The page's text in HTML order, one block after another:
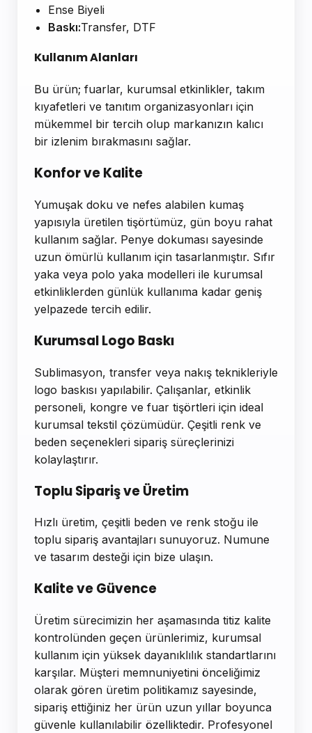
Ense Biyeli
Baskı:Transfer, DTF
Kullanım Alanları
Bu ürün; fuarlar, kurumsal etkinlikler, takım
kıyafetleri ve tanıtım organizasyonları için
mükemmel bir tercih olup markanızın kalıcı
bir izlenim bırakmasını sağlar.
Konfor ve Kalite
Yumuşak doku ve nefes alabilen kumaş
yapısıyla üretilen tişörtümüz, gün boyu rahat
kullanım sağlar. Penye dokuması sayesinde
uzun ömürlü kullanım için tasarlanmıştır. Sıfır
yaka veya polo yaka modelleri ile kurumsal
etkinliklerden günlük kullanıma kadar geniş
yelpazede tercih edilir.
Kurumsal Logo Baskı
Sublimasyon, transfer veya nakış teknikleriyle
logo baskısı yapılabilir. Çalışanlar, etkinlik
personeli, kongre ve fuar tişörtleri için ideal
kurumsal tekstil çözümüdür. Çeşitli renk ve
beden seçenekleri sipariş süreçlerinizi
kolaylaştırır.
Toplu Sipariş ve Üretim
Hızlı üretim, çeşitli beden ve renk stoğu ile
toplu sipariş avantajları sunuyoruz. Numune
ve tasarım desteği için bize ulaşın.
Kalite ve Güvence
Üretim sürecimizin her aşamasında titiz kalite
kontrolünden geçen ürünlerimiz, kurumsal
kullanım için yüksek dayanıklılık standartlarını
karşılar. Müşteri memnuniyetini önceliğimiz
olarak gören üretim politikamız sayesinde,
sipariş ettiğiniz her ürün uzun yıllar boyunca
güvenle kullanılabilir özelliktedir. Profesyonel